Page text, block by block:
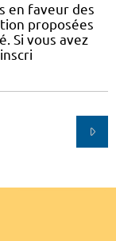
en faveur des
proposées
Si vous avez